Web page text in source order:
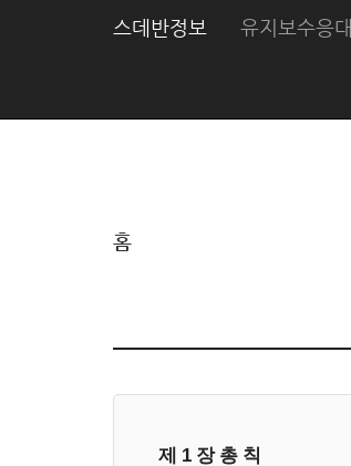
스데반정보 유지보수응대
홈
제 1 장 총 칙